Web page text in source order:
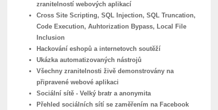
zranitelností webových aplikací
Cross Site Scripting, SQL Injection, SQL Truncation,
Code Execution, Auhtorization Bypass, Local File
Inclusion
Hackování eshopů a internetovch soutěží
Ukázka automatizovaných nástrojů
Všechny zranitelnosti živě demonstrovány na
připravené webové aplikaci
Sociální sítě - Velký bratr a anonymita
Přehled sociálních sítí se zaměřením na Facebook